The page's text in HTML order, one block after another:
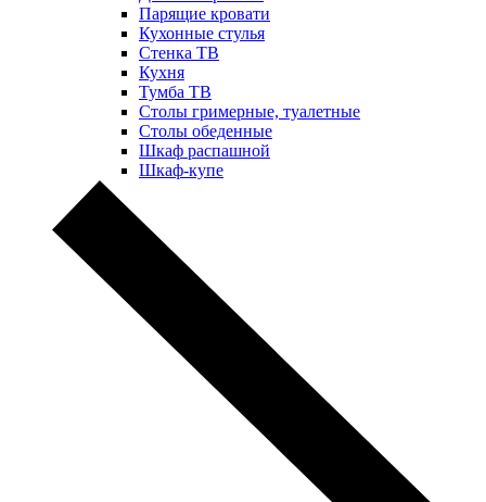
Парящие кровати
Кухонные стулья
Стенка ТВ
Кухня
Тумба ТВ
Столы гримерные, туалетные
Столы обеденные
Шкаф распашной
Шкаф-купе